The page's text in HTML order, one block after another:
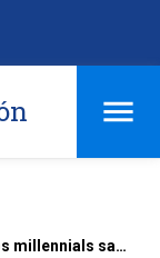
Karen Thal: "Los millennials sacrifican dinero por un trabajo que los hace sentirse felices"